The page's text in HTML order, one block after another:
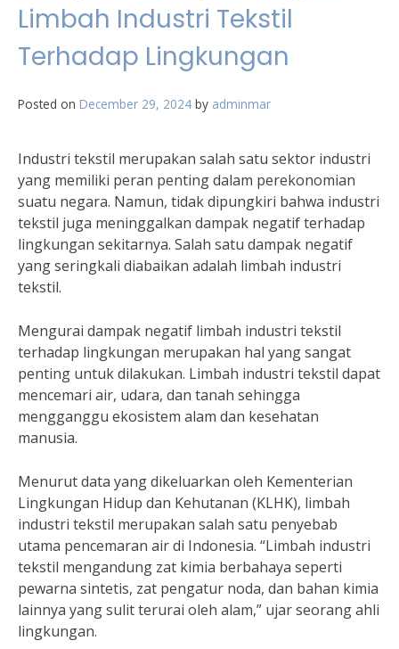
Limbah Industri Tekstil
Terhadap Lingkungan
Posted on December 29, 2024 by adminmar
Industri tekstil merupakan salah satu sektor industri
yang memiliki peran penting dalam perekonomian
suatu negara. Namun, tidak dipungkiri bahwa industri
tekstil juga meninggalkan dampak negatif terhadap
lingkungan sekitarnya. Salah satu dampak negatif
yang seringkali diabaikan adalah limbah industri
tekstil.
Mengurai dampak negatif limbah industri tekstil
terhadap lingkungan merupakan hal yang sangat
penting untuk dilakukan. Limbah industri tekstil dapat
mencemari air, udara, dan tanah sehingga
mengganggu ekosistem alam dan kesehatan
manusia.
Menurut data yang dikeluarkan oleh Kementerian
Lingkungan Hidup dan Kehutanan (KLHK), limbah
industri tekstil merupakan salah satu penyebab
utama pencemaran air di Indonesia. “Limbah industri
tekstil mengandung zat kimia berbahaya seperti
pewarna sintetis, zat pengatur noda, dan bahan kimia
lainnya yang sulit terurai oleh alam,” ujar seorang ahli
lingkungan.